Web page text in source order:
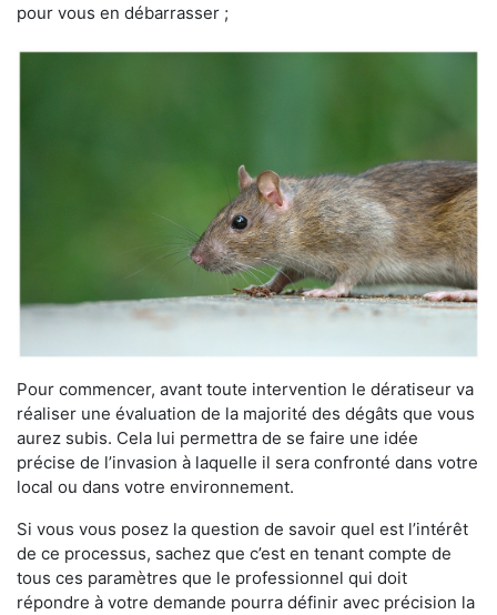
pour vous en débarrasser ;
Pour commencer, avant toute intervention le dératiseur va
réaliser une évaluation de la majorité des dégâts que vous
aurez subis. Cela lui permettra de se faire une idée
précise de l’invasion à laquelle il sera confronté dans votre
local ou dans votre environnement.
Si vous vous posez la question de savoir quel est l’intérêt
de ce processus, sachez que c’est en tenant compte de
tous ces paramètres que le professionnel qui doit
répondre à votre demande pourra définir avec précision la